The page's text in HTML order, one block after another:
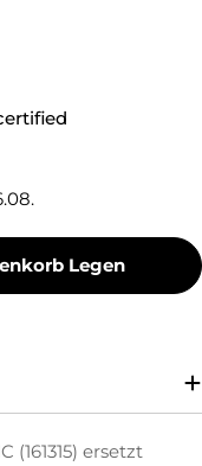
Kit
Toner Toner-
Legen
ersetzt